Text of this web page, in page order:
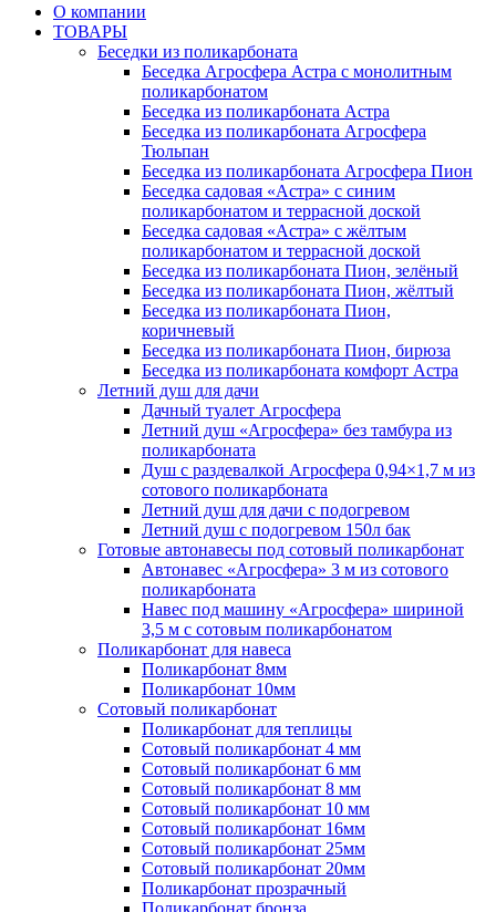
О компании
ТОВАРЫ
Беседки из поликарбоната
Беседка Агросфера Астра с монолитным
поликарбонатом
Беседка из поликарбоната Астра
Беседка из поликарбоната Агросфера
Тюльпан
Беседка из поликарбоната Агросфера Пион
Беседка садовая «Астра» с синим
поликарбонатом и террасной доской
Беседка садовая «Астра» с жёлтым
поликарбонатом и террасной доской
Беседка из поликарбоната Пион, зелёный
Беседка из поликарбоната Пион, жёлтый
Беседка из поликарбоната Пион,
коричневый
Беседка из поликарбоната Пион, бирюза
Беседка из поликарбоната комфорт Астра
Летний душ для дачи
Дачный туалет Агросфера
Летний душ «Агросфера» без тамбура из
поликарбоната
Душ с раздевалкой Агросфера 0,94×1,7 м из
сотового поликарбоната
Летний душ для дачи с подогревом
Летний душ с подогревом 150л бак
Готовые автонавесы под сотовый поликарбонат
Автонавес «Агросфера» 3 м из сотового
поликарбоната
Навес под машину «Агросфера» шириной
3,5 м с сотовым поликарбонатом
Поликарбонат для навеса
Поликарбонат 8мм
Поликарбонат 10мм
Сотовый поликарбонат
Поликарбонат для теплицы
Сотовый поликарбонат 4 мм
Сотовый поликарбонат 6 мм
Сотовый поликарбонат 8 мм
Сотовый поликарбонат 10 мм
Сотовый поликарбонат 16мм
Сотовый поликарбонат 25мм
Сотовый поликарбонат 20мм
Поликарбонат прозрачный
Поликарбонат бронза